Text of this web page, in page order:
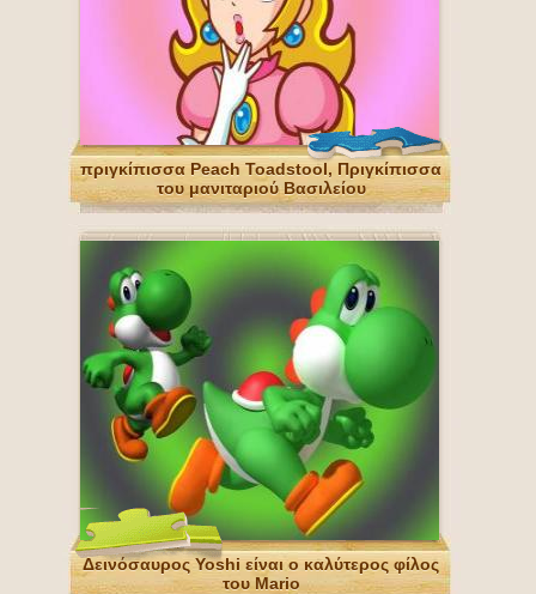
πριγκίπισσα Peach Toadstool, Πριγκίπισσα
του μανιταριού Βασιλείου
Δεινόσαυρος Yoshi είναι ο καλύτερος φίλος
του Mario